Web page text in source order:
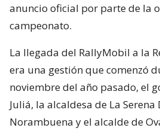
anuncio oficial por parte de la
campeonato.
La llegada del RallyMobil a la
era una gestión que comenzó
noviembre del año pasado, el
Juliá, la alcaldesa de La Serena
Norambuena y el alcalde de